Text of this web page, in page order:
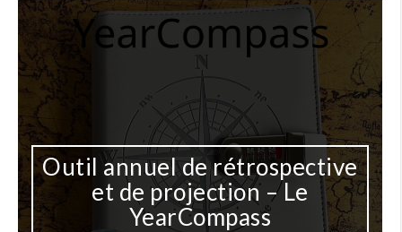
Outil annuel de rétrospective
et de projection – Le
YearCompass